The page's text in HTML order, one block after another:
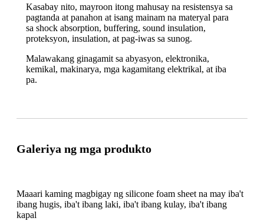
Kasabay nito, mayroon itong mahusay na resistensya sa
pagtanda at panahon at isang mainam na materyal para
sa shock absorption, buffering, sound insulation,
proteksyon, insulation, at pag-iwas sa sunog.
Malawakang ginagamit sa abyasyon, elektronika,
kemikal, makinarya, mga kagamitang elektrikal, at iba
pa.
Galeriya ng mga produkto
Maaari kaming magbigay ng silicone foam sheet na may iba't
ibang hugis, iba't ibang laki, iba't ibang kulay, iba't ibang
kapal